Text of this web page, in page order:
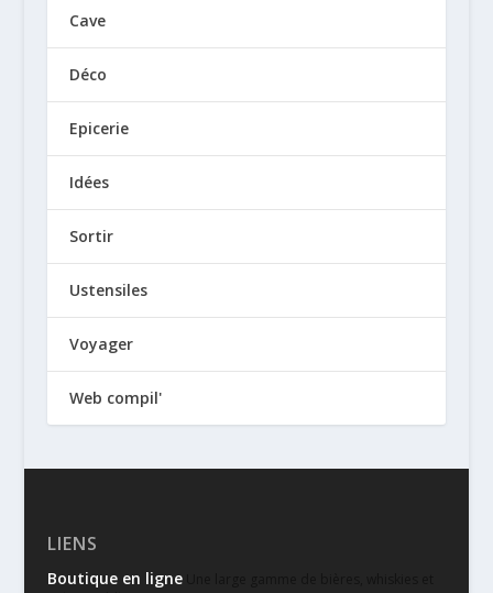
Cave
Déco
Epicerie
Idées
Sortir
Ustensiles
Voyager
Web compil'
LIENS
Boutique en ligneUne large gamme de bières, whiskies et